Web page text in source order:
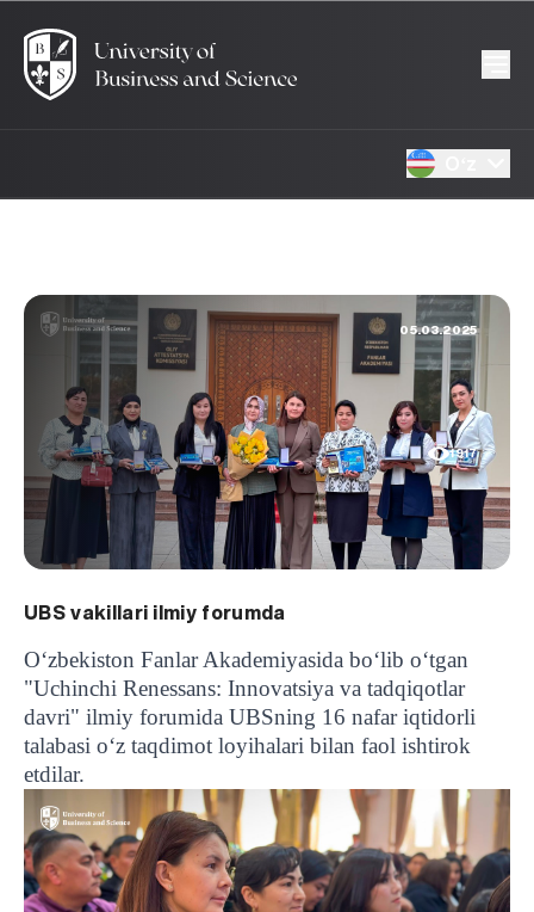
05.03.2025
1917
UBS vakillari ilmiy forumda
O‘zbekiston Fanlar Akademiyasida bo‘lib o‘tgan
"Uchinchi Renessans: Innovatsiya va tadqiqotlar
davri" ilmiy forumida UBSning 16 nafar iqtidorli
talabasi o‘z taqdimot loyihalari bilan faol ishtirok
etdilar.